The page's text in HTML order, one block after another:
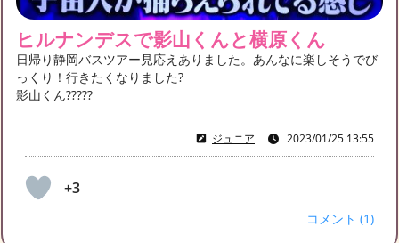
ヒルナンデスで影山くんと横原くん
日帰り静岡バスツアー見応えありました。あんなに楽しそうでび
っくり！行きたくなりました?
影山くん?????
ジュニア 2023/01/25 13:55
+3
コメント (1)